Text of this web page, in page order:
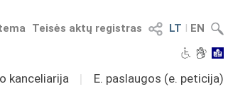
LT I EN
Teisės aktų registras
kanceliarija I E. paslaugos (e. peticija)